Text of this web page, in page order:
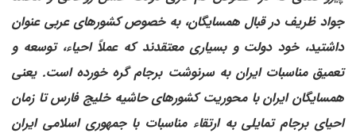
جواد ظریف در قبال همسایگان، به خصوص کشورهای عربی عنوان
داشتید، خود دولت و بسیاری معتقدند که عملاً احیاء، توسعه و
تعمیق مناسبات ایران به سرنوشت برجام گره خورده است. یعنی
همسایگان ایران با محوریت کشورهای حاشیه خلیج فارس تا زمان
احیای برجام تمایلی به ارتقاء مناسبات با جمهوری اسلامی ایران